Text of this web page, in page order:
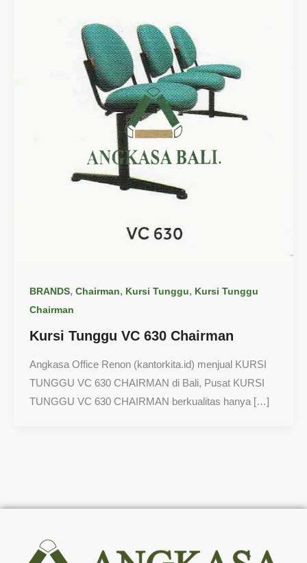
BRANDS, Chairman, Kursi Tunggu, Kursi Tunggu
Chairman
Kursi Tunggu VC 630 Chairman
Angkasa Office Renon (kantorkita.id) menjual KURSI
TUNGGU VC 630 CHAIRMAN di Bali, Pusat KURSI
TUNGGU VC 630 CHAIRMAN berkualitas hanya […]